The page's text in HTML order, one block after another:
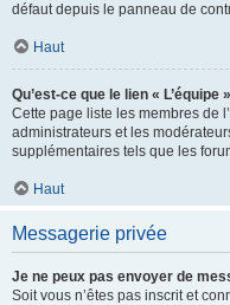
défaut depuis le panneau de
Haut
Qu’est-ce que le lien « L’équipe
Cette page liste les membres de
administrateurs et les
supplémentaires tels que les
Haut
Messagerie privée
Je ne peux pas envoyer de
Soit vous n’êtes pas inscrit et